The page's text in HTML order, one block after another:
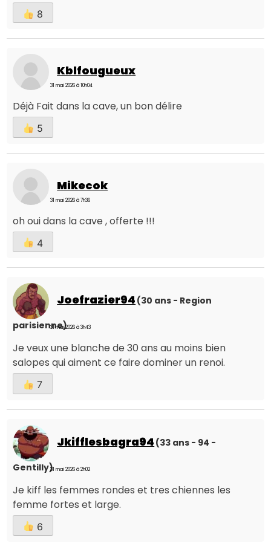
8
Kblfougueux
31 mai 2026 à 10h04
Déjà Fait dans la cave, un bon délire
5
Mikecok
31 mai 2026 à 7h36
oh oui dans la cave , offerte !!!
4
Joefrazier94 (30 ans - Region
parisienne)31 mai 2026 à 3h43
Je veux une blanche de 30 ans au moins bien
salopes qui aiment ce faire dominer un renoi.
7
Jkifflesbagra94 (33 ans - 94 -
Gentilly)31 mai 2026 à 2h02
Je kiff les femmes rondes et tres chiennes les
femme fortes et large.
6